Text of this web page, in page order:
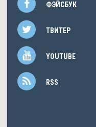
ФЭЙСБУК
ТВИТЕР
YOUTUBE
RSS